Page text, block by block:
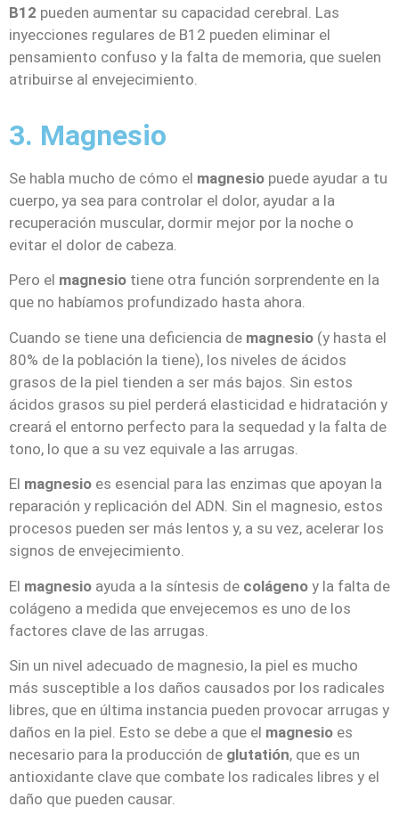
B12 pueden aumentar su capacidad cerebral. Las
inyecciones regulares de B12 pueden eliminar el
pensamiento confuso y la falta de memoria, que suelen
atribuirse al envejecimiento.
3. Magnesio
Se habla mucho de cómo el magnesio puede ayudar a tu
cuerpo, ya sea para controlar el dolor, ayudar a la
recuperación muscular, dormir mejor por la noche o
evitar el dolor de cabeza.
Pero el magnesio tiene otra función sorprendente en la
que no habíamos profundizado hasta ahora.
Cuando se tiene una deficiencia de magnesio (y hasta el
80% de la población la tiene), los niveles de ácidos
grasos de la piel tienden a ser más bajos. Sin estos
ácidos grasos su piel perderá elasticidad e hidratación y
creará el entorno perfecto para la sequedad y la falta de
tono, lo que a su vez equivale a las arrugas.
El magnesio es esencial para las enzimas que apoyan la
reparación y replicación del ADN. Sin el magnesio, estos
procesos pueden ser más lentos y, a su vez, acelerar los
signos de envejecimiento.
El magnesio ayuda a la síntesis de colágeno y la falta de
colágeno a medida que envejecemos es uno de los
factores clave de las arrugas.
Sin un nivel adecuado de magnesio, la piel es mucho
más susceptible a los daños causados por los radicales
libres, que en última instancia pueden provocar arrugas y
daños en la piel. Esto se debe a que el magnesio es
necesario para la producción de glutatión, que es un
antioxidante clave que combate los radicales libres y el
daño que pueden causar.